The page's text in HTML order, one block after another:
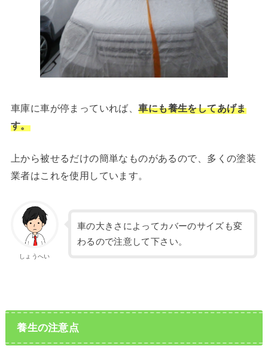
車庫に車が停まっていれば、車にも養生をしてあげま
す。
上から被せるだけの簡単なものがあるので、多くの塗装
業者はこれを使用しています。
しょうへい
車の大きさによってカバーのサイズも変
わるので注意して下さい。
養生の注意点